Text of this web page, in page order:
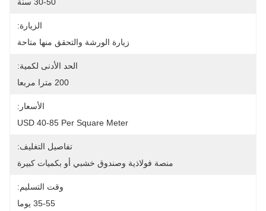
الزيارة:
زيارة الورشة والتحقق منها متاحة
الحد الأدنى لكمية:
200 مترا مربعا
الأسعار:
USD 40-85 Per Square Meter
تفاصيل التغليف:
منصة فولاذية وصندوق خشبي أو بكميات كبيرة
وقت التسليم:
35-55 يوما